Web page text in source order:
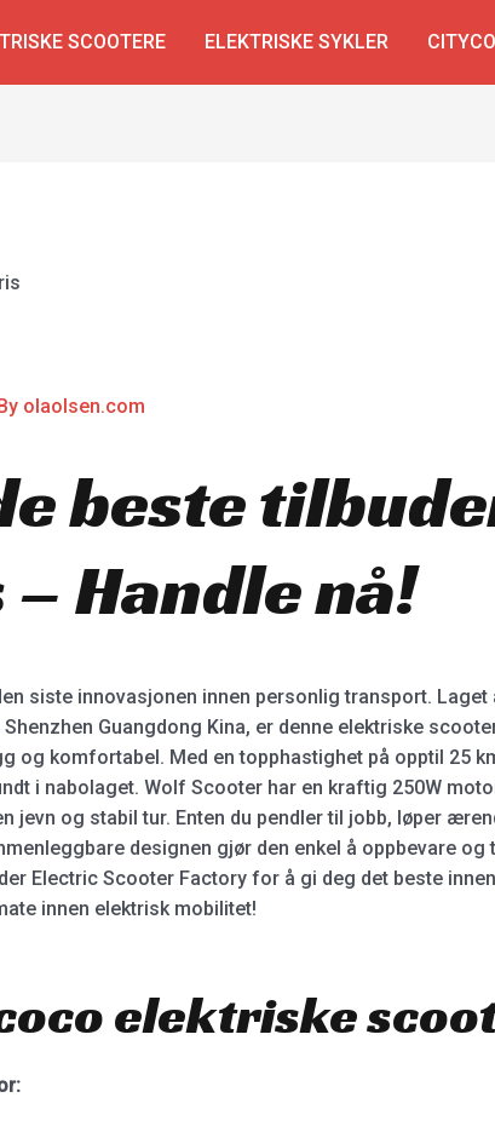
SCOOTERE ELEKTRISKE SYKLER
olaolsen.com
beste
Handle nå!
siste innovasjonen innen personlig transport. Laget
Guangdong Kina, er denne elektriske
og komfortabel. Med en topphastighet på opptil 25
i nabolaget. Wolf Scooter har en kraftig 250W
jevn og stabil tur. Enten du pendler til jobb, løper
designen gjør den enkel å oppbevare
Electric Scooter Factory for å gi deg det beste
innen elektrisk mobilitet!
elektriske